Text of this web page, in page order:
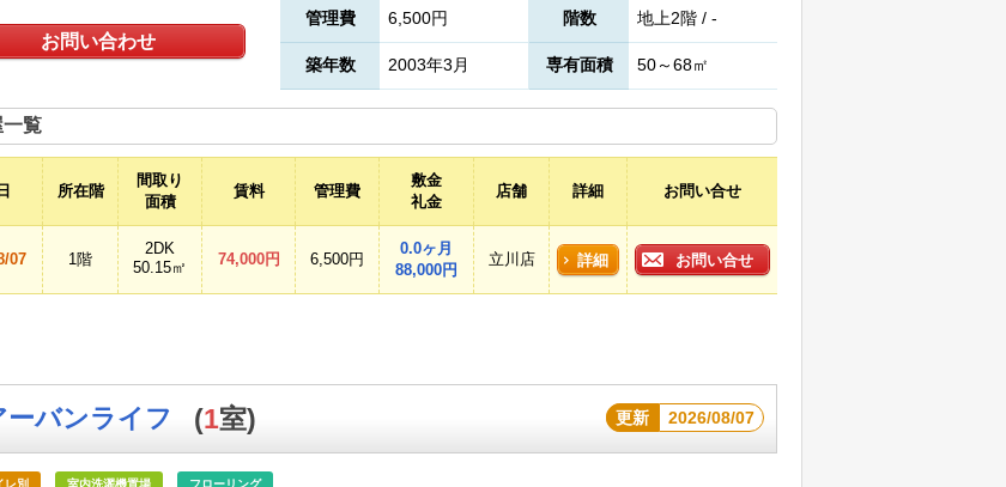
お問い合わせ
管理費 6,500円 階数 地上2階 / -
築年数 2003年3月 専有面積 50～68㎡
覧
所在階
間取り
面積
賃料 管理費
敷金
礼金
店舗 詳細 お問い合せ
07 1階
2DK
50.15㎡
74,000円 6,500円
0.0ヶ月
88,000円
立川店 詳細 お問い合せ
ーバンライフ (1室) 更新 2026/08/07
レ別 室内洗濯機置場 フローリング